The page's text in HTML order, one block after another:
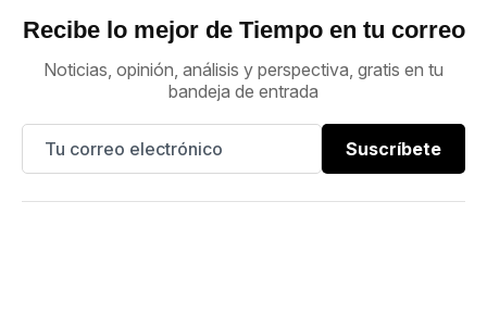
Recibe lo mejor de Tiempo en tu correo
Noticias, opinión, análisis y perspectiva, gratis en tu
bandeja de entrada
Suscríbete